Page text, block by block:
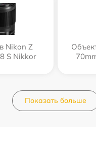
Nikon Z
S Nikkor
Показать больше